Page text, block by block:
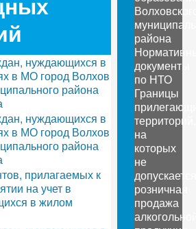
нуждающихся в
в МО город Волхов
района
нуждающихся в
в МО город Волхов
района
прилагаемых к
на учет в
в жилом
района
документы
по НТО
Границы
территорий,
на
которых
не
допускается
розничная
продажа